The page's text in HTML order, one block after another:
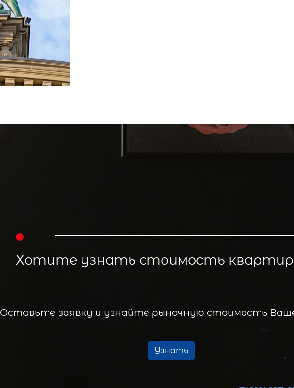
Хотите узнать стоимость
Оставьте заявку и узнайте рыночную стоимость
Узнать